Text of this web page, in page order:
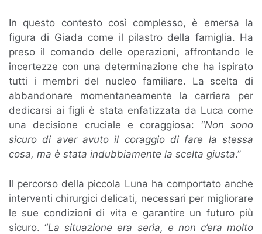
In questo contesto così complesso, è emersa la
figura di Giada come il pilastro della famiglia. Ha
preso il comando delle operazioni, affrontando le
incertezze con una determinazione che ha ispirato
tutti i membri del nucleo familiare. La scelta di
abbandonare momentaneamente la carriera per
dedicarsi ai figli è stata enfatizzata da Luca come
una decisione cruciale e coraggiosa: “Non sono
sicuro di aver avuto il coraggio di fare la stessa
cosa, ma è stata indubbiamente la scelta giusta.”
Il percorso della piccola Luna ha comportato anche
interventi chirurgici delicati, necessari per migliorare
le sue condizioni di vita e garantire un futuro più
sicuro. “La situazione era seria, e non c’era molto